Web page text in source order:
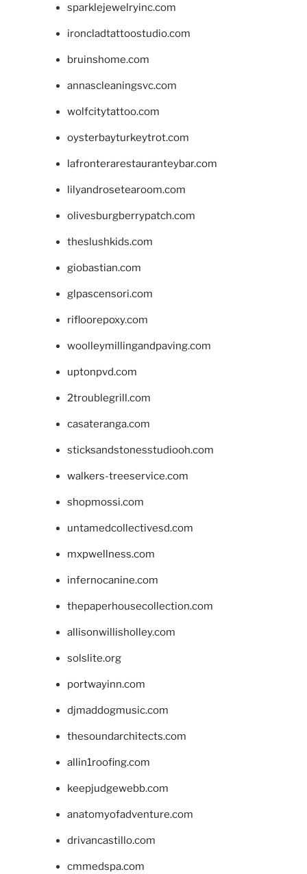
sparklejewelryinc.com
ironcladtattoostudio.com
bruinshome.com
annascleaningsvc.com
wolfcitytattoo.com
oysterbayturkeytrot.com
lafronterarestauranteybar.com
lilyandrosetearoom.com
olivesburgberrypatch.com
theslushkids.com
giobastian.com
glpascensori.com
rifloorepoxy.com
woolleymillingandpaving.com
uptonpvd.com
2troublegrill.com
casateranga.com
sticksandstonesstudiooh.com
walkers-treeservice.com
shopmossi.com
untamedcollectivesd.com
mxpwellness.com
infernocanine.com
thepaperhousecollection.com
allisonwillisholley.com
solslite.org
portwayinn.com
djmaddogmusic.com
thesoundarchitects.com
allin1roofing.com
keepjudgewebb.com
anatomyofadventure.com
drivancastillo.com
cmmedspa.com